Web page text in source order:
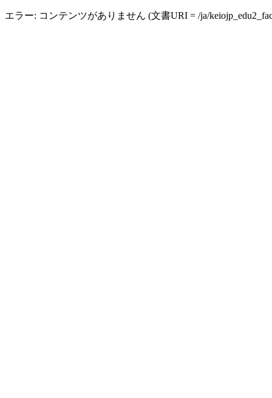
エラー: コンテンツがありません (文書URI = /ja/